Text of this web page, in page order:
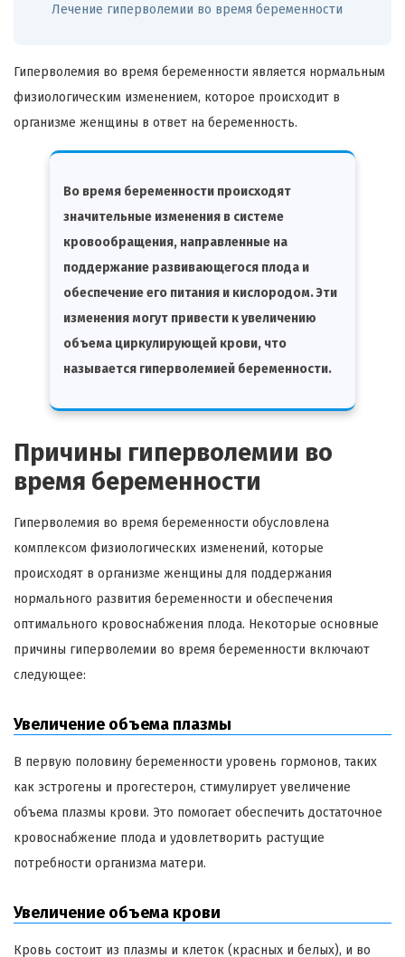
Лечение гиперволемии во время беременности
Гиперволемия во время беременности является нормальным
физиологическим изменением, которое происходит в
организме женщины в ответ на беременность.
Во время беременности происходят
значительные изменения в системе
кровообращения, направленные на
поддержание развивающегося плода и
обеспечение его питания и кислородом. Эти
изменения могут привести к увеличению
объема циркулирующей крови, что
называется гиперволемией беременности.
Причины гиперволемии во
время беременности
Гиперволемия во время беременности обусловлена
комплексом физиологических изменений, которые
происходят в организме женщины для поддержания
нормального развития беременности и обеспечения
оптимального кровоснабжения плода. Некоторые основные
причины гиперволемии во время беременности включают
следующее:
Увеличение объема плазмы
В первую половину беременности уровень гормонов, таких
как эстрогены и прогестерон, стимулирует увеличение
объема плазмы крови. Это помогает обеспечить достаточное
кровоснабжение плода и удовлетворить растущие
потребности организма матери.
Увеличение объема крови
Кровь состоит из плазмы и клеток (красных и белых), и во